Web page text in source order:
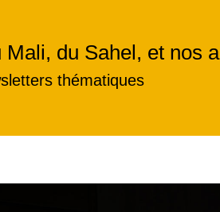
du Sahel, et nos
thématiques